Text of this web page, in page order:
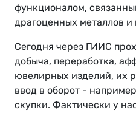
функционалом,
драгоценных металлов
Сегодня через ГИИС
добыча, переработка,
ювелирных изделий, их
ввод в оборот -
скупки. Фактически у